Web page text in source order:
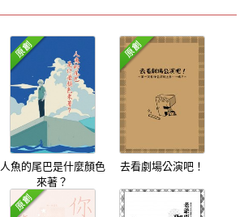
人魚的尾巴是什麼顏色
來著？
去看劇場公演吧！